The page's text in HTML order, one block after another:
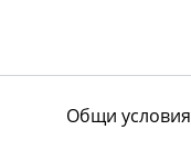
Общи условия